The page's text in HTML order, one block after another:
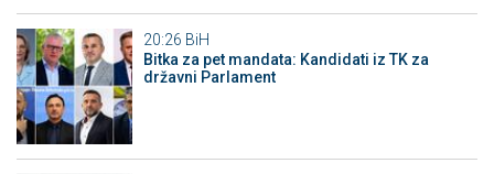
20:26 BiH
Bitka za pet mandata: Kandidati iz TK za
državni Parlament